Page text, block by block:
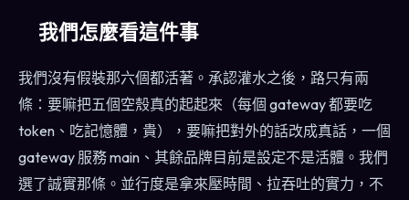
我們怎麼看這件事
我們沒有假裝那六個都活著。承認灌水之後，路只有兩
條：要嘛把五個空殼真的起起來（每個 gateway 都要吃
token、吃記憶體，貴），要嘛把對外的話改成真話，一個
gateway 服務 main、其餘品牌目前是設定不是活體。我們
選了誠實那條。並行度是拿來壓時間、拉吞吐的實力，不